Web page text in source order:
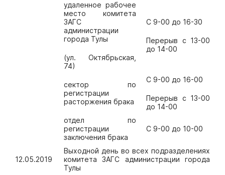
удаленное рабочее
место комитета
ЗАГС
администрации
города Тулы
(ул. Октябрьская,
74)
С 9-00 до 16-30
Перерыв с 13-00
до 14-00
сектор по
регистрации
расторжения брака
С 9-00 до 16-00
Перерыв с 13-00
до 14-00
отдел по
регистрации
заключения брака
С 9-00 до 10-00
12.05.2019
Выходной день во всех подразделениях
комитета ЗАГС администрации города
Тулы